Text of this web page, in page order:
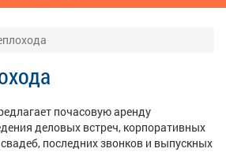
почасовую аренду
деловых встреч, корпоративных
последних звонков и выпускных